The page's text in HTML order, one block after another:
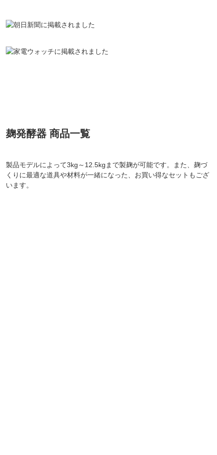
麹発酵器 商品一覧
製品モデルによって3kg～12.5kgまで製麹が可能です。また、麹づ
くりに最適な道具や材料が一緒になった、お買い得なセットもござ
います。